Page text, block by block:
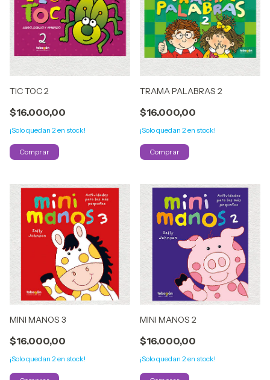
TIC TOC 2
$16.000,00
¡Solo quedan 2en stock!
TRAMA PALABRAS 2
$16.000,00
¡Solo quedan 2en stock!
MINI MANOS 3
$16.000,00
¡Solo quedan 2en stock!
MINI MANOS 2
$16.000,00
¡Solo quedan 2en stock!